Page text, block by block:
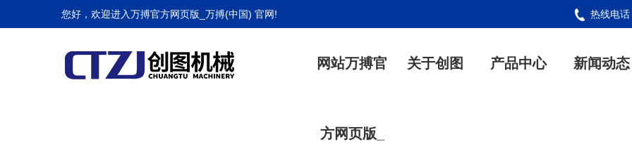
万搏官方网页版_万搏(中国)
您好，欢迎进入万搏官方网页版_万搏(中国) 官网! 热线电
网站万搏官
方网页版_
关于创图 产品中心 新闻动态